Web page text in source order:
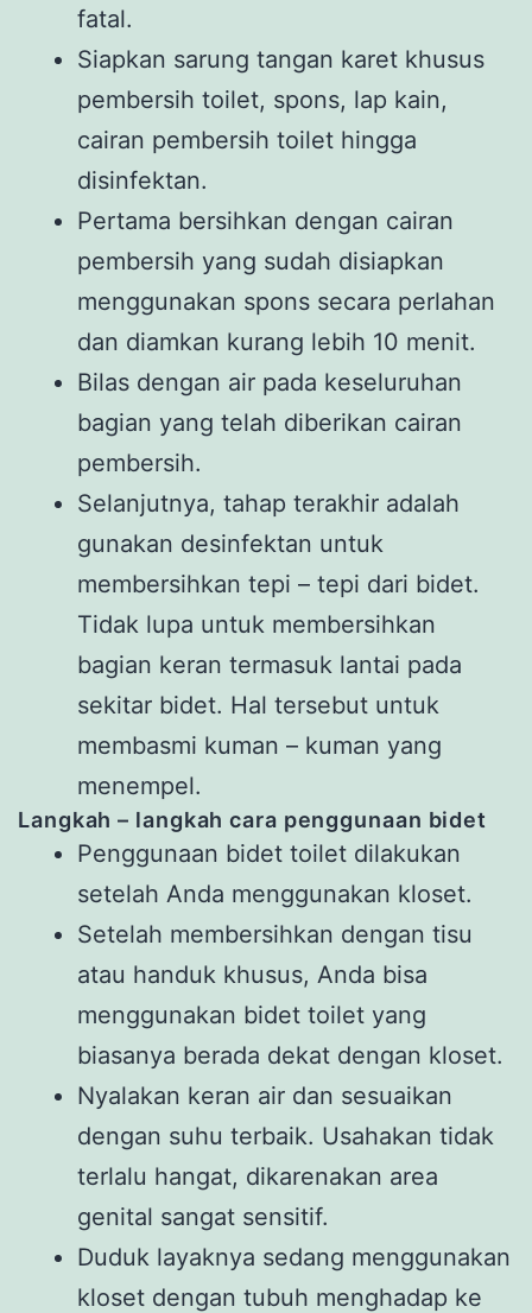
fatal.
Siapkan sarung tangan karet khusus
pembersih toilet, spons, lap kain,
cairan pembersih toilet hingga
disinfektan.
Pertama bersihkan dengan cairan
pembersih yang sudah disiapkan
menggunakan spons secara perlahan
dan diamkan kurang lebih 10 menit.
Bilas dengan air pada keseluruhan
bagian yang telah diberikan cairan
pembersih.
Selanjutnya, tahap terakhir adalah
gunakan desinfektan untuk
membersihkan tepi – tepi dari bidet.
Tidak lupa untuk membersihkan
bagian keran termasuk lantai pada
sekitar bidet. Hal tersebut untuk
membasmi kuman – kuman yang
menempel.
Langkah – langkah cara penggunaan bidet
Penggunaan bidet toilet dilakukan
setelah Anda menggunakan kloset.
Setelah membersihkan dengan tisu
atau handuk khusus, Anda bisa
menggunakan bidet toilet yang
biasanya berada dekat dengan kloset.
Nyalakan keran air dan sesuaikan
dengan suhu terbaik. Usahakan tidak
terlalu hangat, dikarenakan area
genital sangat sensitif.
Duduk layaknya sedang menggunakan
kloset dengan tubuh menghadap ke